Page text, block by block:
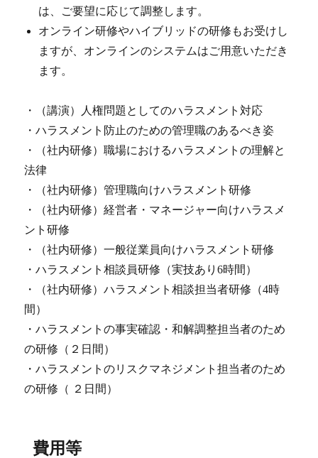
は、ご要望に応じて調整します。
オンライン研修やハイブリッドの研修もお受けし
ますが、オンラインのシステムはご用意いただき
ます。
・（講演）人権問題としてのハラスメント対応
・ハラスメント防止のための管理職のあるべき姿
・（社内研修）職場におけるハラスメントの理解と
法律
・（社内研修）管理職向けハラスメント研修
・（社内研修）経営者・マネージャー向けハラスメ
ント研修
・（社内研修）一般従業員向けハラスメント研修
・ハラスメント相談員研修（実技あり6時間）
・（社内研修）ハラスメント相談担当者研修（4時
間）
・ハラスメントの事実確認・和解調整担当者のため
の研修（２日間）
・ハラスメントのリスクマネジメント担当者のため
の研修（ ２日間）
費用等